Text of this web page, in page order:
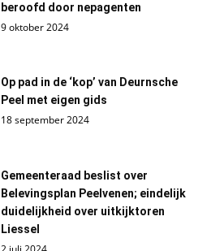
beroofd door nepagenten
9 oktober 2024
Op pad in de ‘kop’ van Deurnsche
Peel met eigen gids
18 september 2024
Gemeenteraad beslist over
Belevingsplan Peelvenen; eindelijk
duidelijkheid over uitkijktoren
Liessel